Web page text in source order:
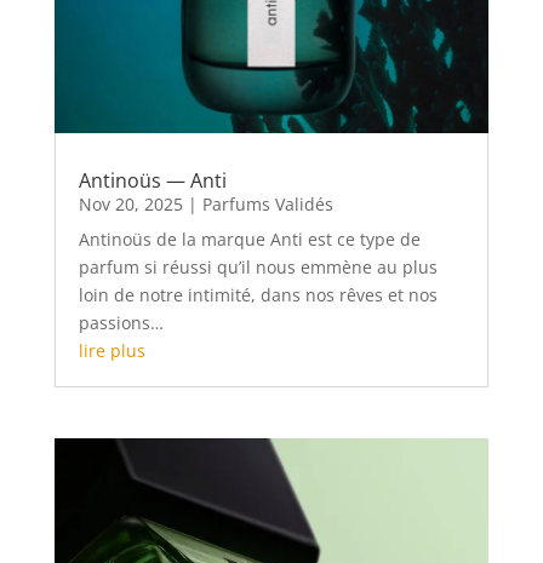
Antinoüs — Anti
Nov 20, 2025| Parfums Validés
Antinoüs de la marque Anti est ce type de
parfum si réussi qu’il nous emmène au plus
loin de notre intimité, dans nos rêves et nos
passions…
lire plus